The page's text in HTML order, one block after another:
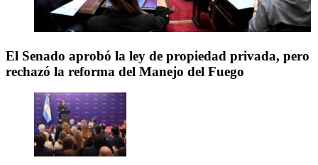
El Senado aprobó la ley de propiedad privada, pero
rechazó la reforma del Manejo del Fuego